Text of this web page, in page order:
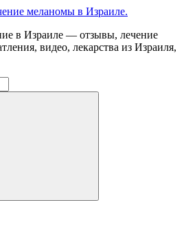
в Израиле — отзывы, лечение
видео, лекарства из Израиля,